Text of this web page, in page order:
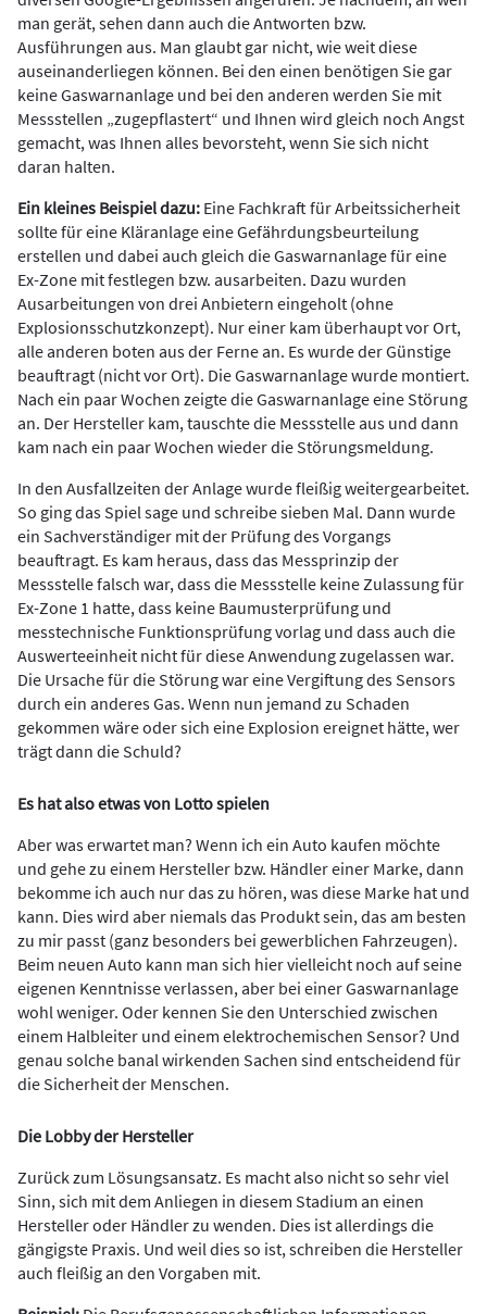
man gerät, sehen dann auch die Antworten bzw.
Ausführungen aus. Man glaubt gar nicht, wie weit diese
auseinanderliegen können. Bei den einen benötigen Sie gar
keine Gaswarnanlage und bei den anderen werden Sie mit
Messstellen „zugepflastert“ und Ihnen wird gleich noch Angst
gemacht, was Ihnen alles bevorsteht, wenn Sie sich nicht
daran halten.
Ein kleines Beispiel dazu: Eine Fachkraft für Arbeitssicherheit
sollte für eine Kläranlage eine Gefährdungsbeurteilung
erstellen und dabei auch gleich die Gaswarnanlage für eine
Ex-Zone mit festlegen bzw. ausarbeiten. Dazu wurden
Ausarbeitungen von drei Anbietern eingeholt (ohne
Explosionsschutzkonzept). Nur einer kam überhaupt vor Ort,
alle anderen boten aus der Ferne an. Es wurde der Günstige
beauftragt (nicht vor Ort). Die Gaswarnanlage wurde montiert.
Nach ein paar Wochen zeigte die Gaswarnanlage eine Störung
an. Der Hersteller kam, tauschte die Messstelle aus und dann
kam nach ein paar Wochen wieder die Störungsmeldung.
In den Ausfallzeiten der Anlage wurde fleißig weitergearbeitet.
So ging das Spiel sage und schreibe sieben Mal. Dann wurde
ein Sachverständiger mit der Prüfung des Vorgangs
beauftragt. Es kam heraus, dass das Messprinzip der
Messstelle falsch war, dass die Messstelle keine Zulassung für
Ex-Zone 1 hatte, dass keine Baumusterprüfung und
messtechnische Funktionsprüfung vorlag und dass auch die
Auswerteeinheit nicht für diese Anwendung zugelassen war.
Die Ursache für die Störung war eine Vergiftung des Sensors
durch ein anderes Gas. Wenn nun jemand zu Schaden
gekommen wäre oder sich eine Explosion ereignet hätte, wer
trägt dann die Schuld?
Es hat also etwas von Lotto spielen
Aber was erwartet man? Wenn ich ein Auto kaufen möchte
und gehe zu einem Hersteller bzw. Händler einer Marke, dann
bekomme ich auch nur das zu hören, was diese Marke hat und
kann. Dies wird aber niemals das Produkt sein, das am besten
zu mir passt (ganz besonders bei gewerblichen Fahrzeugen).
Beim neuen Auto kann man sich hier vielleicht noch auf seine
eigenen Kenntnisse verlassen, aber bei einer Gaswarnanlage
wohl weniger. Oder kennen Sie den Unterschied zwischen
einem Halbleiter und einem elektrochemischen Sensor? Und
genau solche banal wirkenden Sachen sind entscheidend für
die Sicherheit der Menschen.
Die Lobby der Hersteller
Zurück zum Lösungsansatz. Es macht also nicht so sehr viel
Sinn, sich mit dem Anliegen in diesem Stadium an einen
Hersteller oder Händler zu wenden. Dies ist allerdings die
gängigste Praxis. Und weil dies so ist, schreiben die Hersteller
auch fleißig an den Vorgaben mit.